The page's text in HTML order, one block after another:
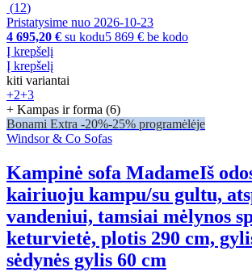
(12)
Pristatysime nuo 2026‑10‑23
4 695,20 € su kodu5 869 € be kodo
Į krepšelį
Į krepšelį
kiti variantai
+2+3
+ Kampas ir forma (6)
Bonami Extra -20%-25% programėlėje
Windsor & Co Sofas
Kampinė sofa MadameIš
kairiuoju kampu/su gultu,
vandeniui, tamsiai mėlynos
keturvietė, plotis 290 cm,
sėdynės gylis 60 cm